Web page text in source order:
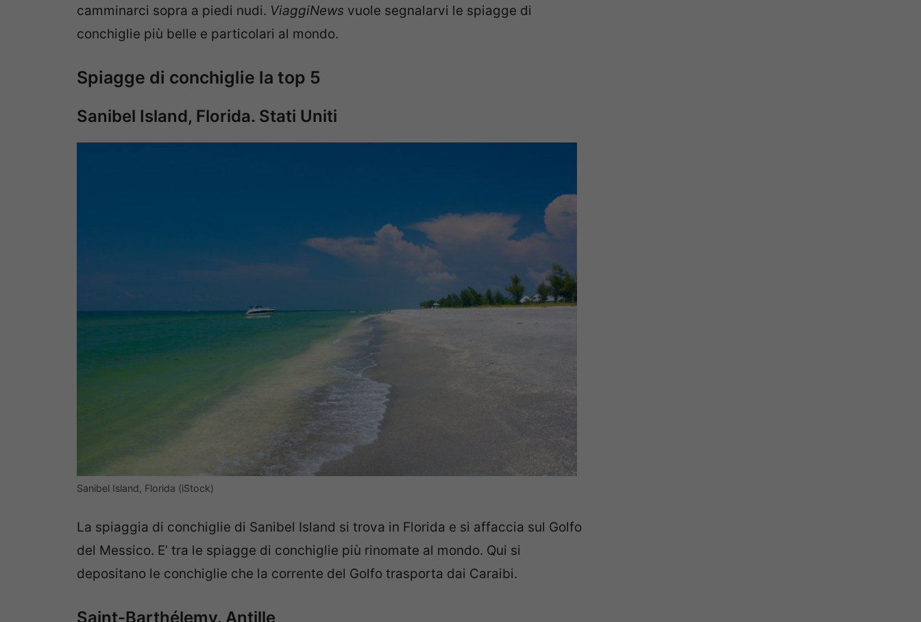
camminarci sopra a piedi nudi. ViaggiNews vuole segnalarvi le spiagge di
conchiglie più belle e particolari al mondo.
Spiagge di conchiglie la top 5
Sanibel Island, Florida. Stati Uniti
Sanibel Island, Florida (iStock)
La spiaggia di conchiglie di Sanibel Island si trova in Florida e si affaccia sul Golfo
del Messico. E’ tra le spiagge di conchiglie più rinomate al mondo. Qui si
depositano le conchiglie che la corrente del Golfo trasporta dai Caraibi.
Saint-Barthélemy. Antille